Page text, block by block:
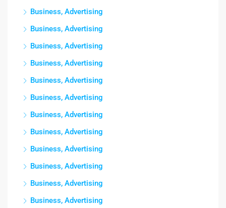
Business, Advertising
Business, Advertising
Business, Advertising
Business, Advertising
Business, Advertising
Business, Advertising
Business, Advertising
Business, Advertising
Business, Advertising
Business, Advertising
Business, Advertising
Business, Advertising